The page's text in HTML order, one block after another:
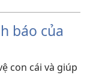
báo của
con cái và giúp